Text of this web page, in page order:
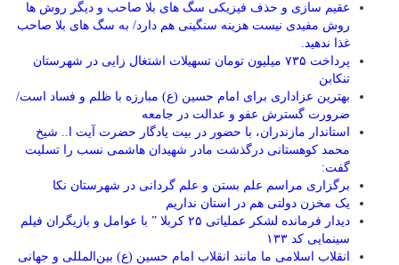
عقیم سازی و حذف فیزیکی سگ های بلا صاحب و دیگر روش ها
روش مفیدی نیست هزینه سنگینی هم دارد/ به سگ های بلا صاحب
غذا ندهید.
پرداخت ۷۳۵ میلیون تومان تسهیلات اشتغال زایی در شهرستان
تنکابن
بهترین عزاداری برای امام حسین (ع) مبارزه با ظلم و فساد است/
ضرورت گسترش عفو و عدالت در جامعه
استاندار مازندران، با حضور در بیت یادگار حضرت آیت ا.. شیخ
محمد کوهستانی درگذشت مادر شهیدان هاشمی نسب را تسلیت
گفت:
برگزاری مراسم علم بستن و علم گردانی در شهرستان نکا
یک مخزن دولتی هم در استان نداریم
دیدار فرمانده لشکر عملیاتی ۲۵ کربلا ” با عوامل و بازیگران فیلم
سینمایی کد ۱۳۳
انقلاب اسلامی ما مانند انقلاب امام حسین (ع) بین‌المللی و جهانی